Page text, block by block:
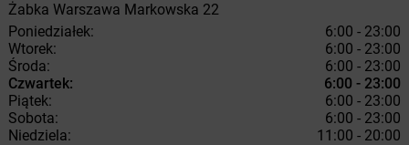
Żabka Warszawa Markowska 22
Poniedziałek:
6:00 - 23:00
Wtorek:
6:00 - 23:00
Środa:
6:00 - 23:00
Czwartek:
6:00 - 23:00
Piątek:
6:00 - 23:00
Sobota:
6:00 - 23:00
Niedziela:
11:00 - 20:00